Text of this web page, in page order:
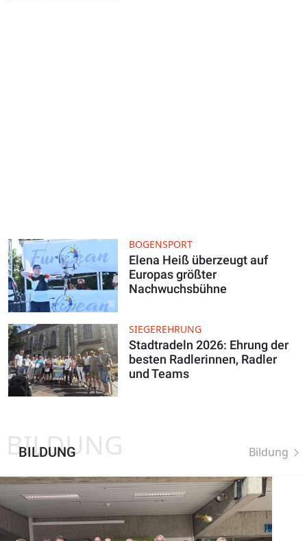
BOGENSPORT
Elena Heiß überzeugt auf
Europas größter
Nachwuchsbühne
SIEGEREHRUNG
Stadtradeln 2026: Ehrung der
besten Radlerinnen, Radler
und Teams
BILDUNG
BILDUNG Bildung